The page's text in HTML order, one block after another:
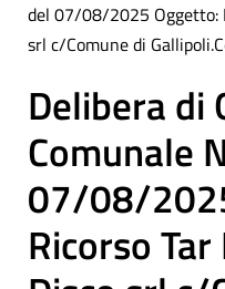
del 07/08/2025 Oggetto:
srl c/Comune di
Delibera di
Comunale
07/08/
Ricorso